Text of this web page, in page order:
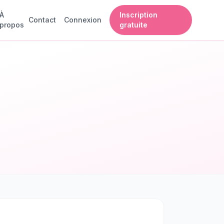
À
propos
Contact Connexion
Inscription
gratuite